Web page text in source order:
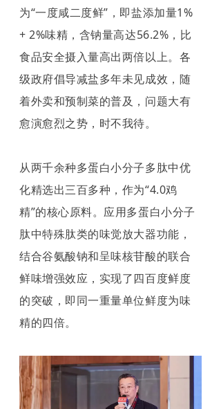
为“一度咸二度鲜”，即盐添加量1%
+ 2%味精，含钠量高达56.2%，比
食品安全摄入量高出两倍以上。各
级政府倡导减盐多年未见成效，随
着外卖和预制菜的普及，问题大有
愈演愈烈之势，时不我待。
从两千余种多蛋白小分子多肽中优
化精选出三百多种，作为“4.0鸡
精”的核心原料。应用多蛋白小分子
肽中特殊肽类的味觉放大器功能，
结合谷氨酸钠和呈味核苷酸的联合
鲜味增强效应，实现了四百度鲜度
的突破，即同一重量单位鲜度为味
精的四倍。